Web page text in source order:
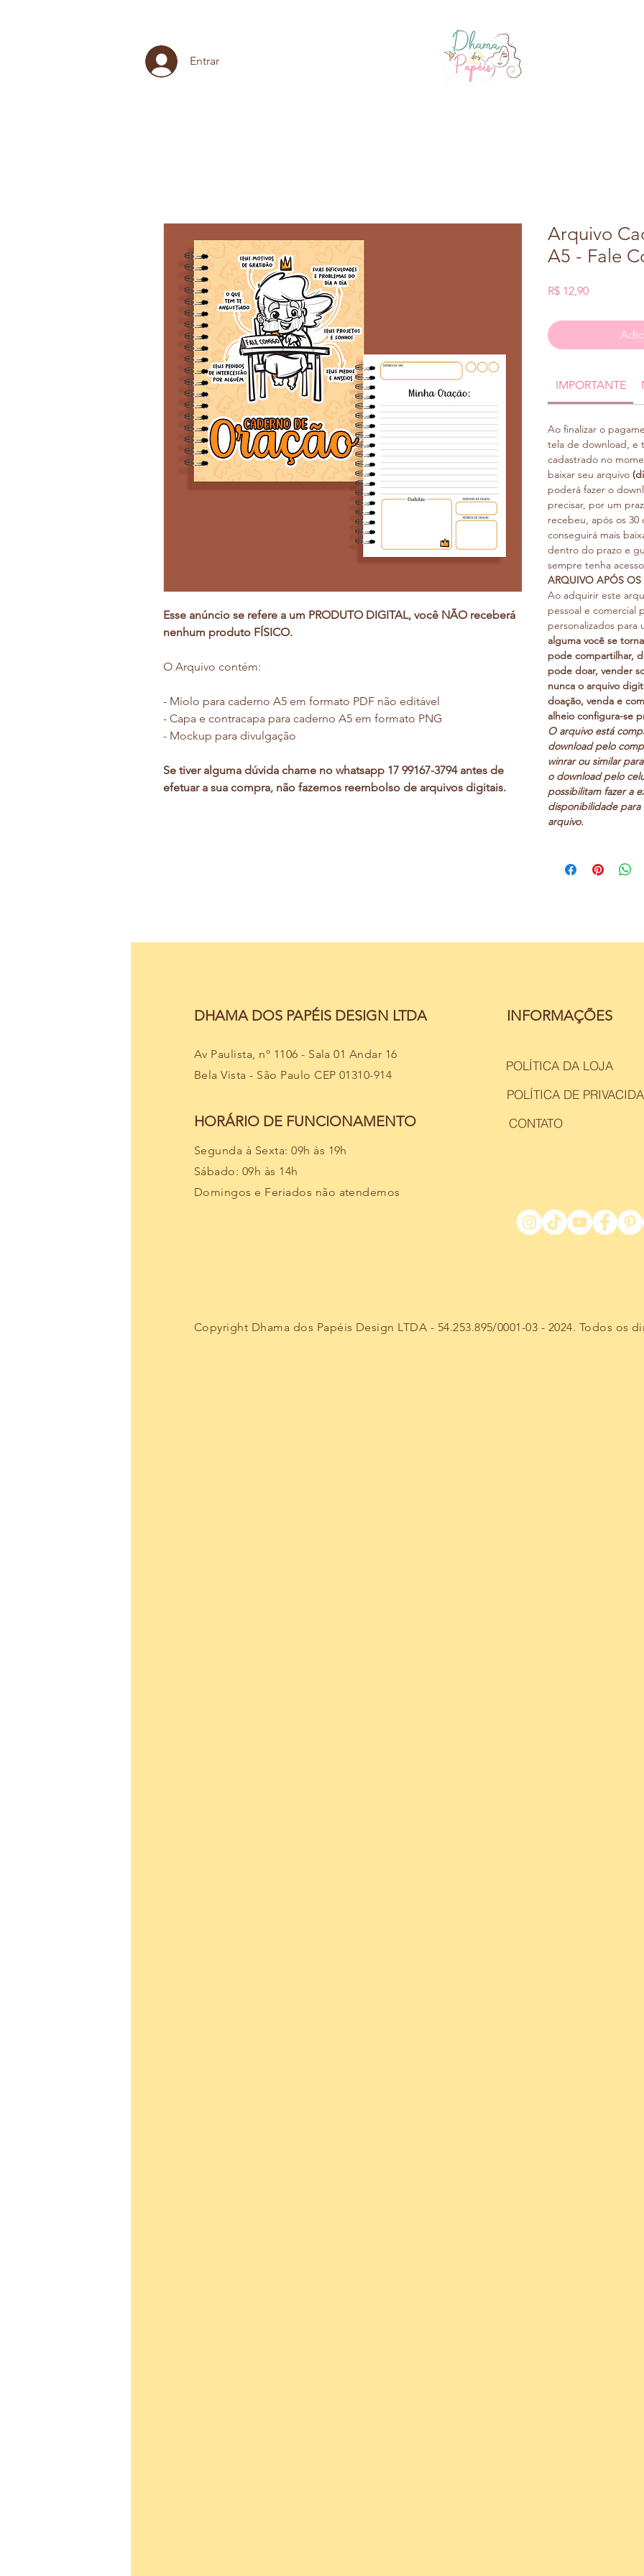
Entrar
Esse anúncio se refere a um PRODUTO DIGITAL, você NÃO receberá
nenhum produto FÍSICO.
O Arquivo contém:
- Miolo para caderno A5 em formato PDF não editável
- Capa e contracapa para caderno A5 em formato PNG
- Mockup para divulgação
Se tiver alguma dúvida chame no whatsapp 17 99167-3794 antes de
efetuar a sua compra, não fazemos reembolso de arquivos digitais.
Arquivo
A5 - Fale
R$ 12,90Preço
IMPORTANTE
Ao finalizar o
tela de download, e
cadastrado no
baixar seu arquivo
poderá fazer o
precisar, por um
recebeu, após os 30
conseguirá mais
dentro do prazo e
sempre tenha
ARQUIVO APÓS
Ao adquirir este
pessoal e comercial
personalizados
alguma você se
pode compartilhar,
pode doar, vender
nunca o arquivo
doação, venda e
alheio configura-se
O arquivo está
download pelo
winrar ou similar
o download pelo
possibilitam fazer a
disponibilidade
arquivo.
DHAMA DOS PAPÉIS DESIGN LTDA INFORMAÇÕES
Av Paulista, nº 1106 - Sala 01 Andar 16
Bela Vista - São Paulo CEP 01310-914
POLÍTICA DA LOJA
POLÍTICA DE
CONTATO
HORÁRIO DE FUNCIONAMENTO
Segunda à Sexta: 09h às 19h
Sábado: 09h às 14h
Domingos e Feriados não atendemos
Copyright Dhama dos Papéis Design LTDA - 54.253.895/0001-03 - 2024. Todos os